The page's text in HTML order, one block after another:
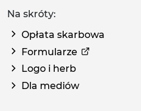
Na skróty:
Opłata skarbowa
Formularze
Logo i herb
Dla mediów